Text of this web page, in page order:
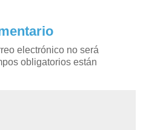
electrónico no será
obligatorios están